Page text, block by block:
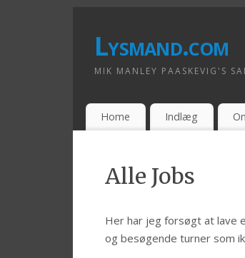
Lysmand.com
MIK MANLEY PAASKEVIG'S
Home Indlæg
Alle Jobs
Her har jeg forsøgt at lave
og besøgende turner som